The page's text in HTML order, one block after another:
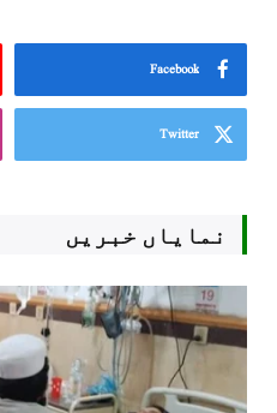
Facebook
Twitter
نمایاں خبریں